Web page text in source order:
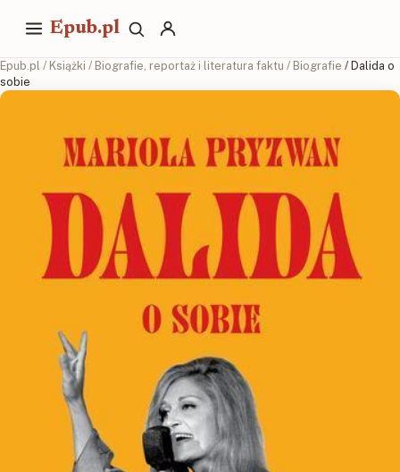
Epub.pl
Epub.pl / Książki / Biografie, reportaż i literatura faktu / Biografie / Dalida o
sobie